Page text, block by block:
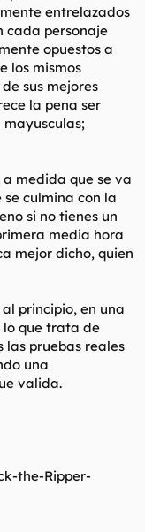
entrelazados
cada personaje
opuestos a
los mismos
sus mejores
la pena ser
medida que se va
culmina con la
si no tienes un
media hora
mejor dicho, quien
principio, en una
lo que trata de
pruebas reales
una
valida.